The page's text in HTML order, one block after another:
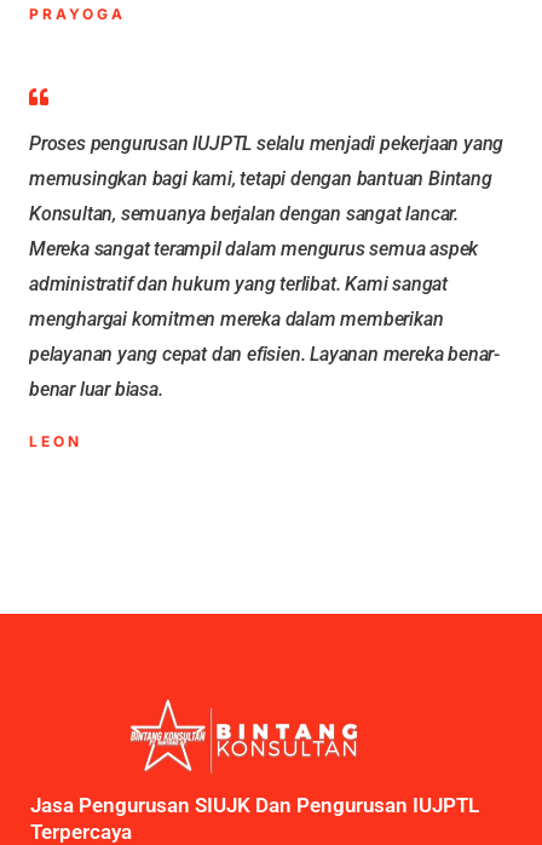
PRAYOGA
Proses pengurusan IUJPTL selalu menjadi pekerjaan yang
memusingkan bagi kami, tetapi dengan bantuan Bintang
Konsultan, semuanya berjalan dengan sangat lancar.
Mereka sangat terampil dalam mengurus semua aspek
administratif dan hukum yang terlibat. Kami sangat
menghargai komitmen mereka dalam memberikan
pelayanan yang cepat dan efisien. Layanan mereka benar-
benar luar biasa.
LEON
Jasa Pengurusan SIUJK Dan Pengurusan IUJPTL
Terpercaya